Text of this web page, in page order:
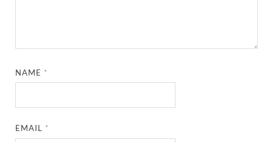
NAME *
EMAIL *